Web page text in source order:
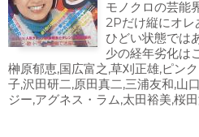
モノクロの芸能
2Pだけ縦にオレ
ひどい状態では
少の経年劣化は
榊原郁恵,国広富之,草刈正雄,ピン
子,沢田研二,原田真二,三浦友和,山
ジー,アグネス・ラム,太田裕美,桜